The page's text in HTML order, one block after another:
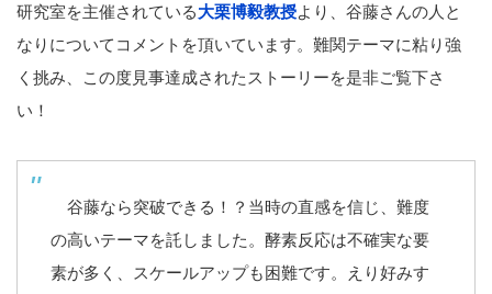
研究室を主催されている大栗博毅教授より、谷藤さんの人と
なりについてコメントを頂いています。難関テーマに粘り強
く挑み、この度見事達成されたストーリーを是非ご覧下さ
い！
谷藤なら突破できる！？当時の直感を信じ、難度
の高いテーマを託しました。酵素反応は不確実な要
素が多く、スケールアップも困難です。えり好みす